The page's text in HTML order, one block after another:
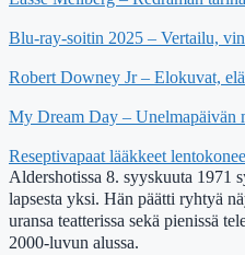
Blu-ray-soitin 2025 – Vertailu,
Robert Downey Jr – Elokuvat,
My Dream Day – Unelmapäivän
Reseptivapaat lääkkeet
Aldershotissa 8. syyskuuta 1971
lapsesta yksi. Hän päätti ryhtyä
uransa teatterissa sekä pienissä
2000-luvun alussa.